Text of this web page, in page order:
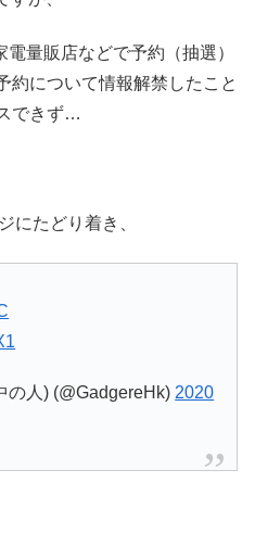
量販店などで予約（抽選）
約について情報解禁したこと
できず…
にたどり着き、
人) (@GadgereHk) 2020